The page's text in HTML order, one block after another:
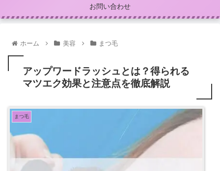
お問い合わせ
ホーム 美容 まつ毛
アップワードラッシュとは？得られる
マツエク効果と注意点を徹底解説
まつ毛